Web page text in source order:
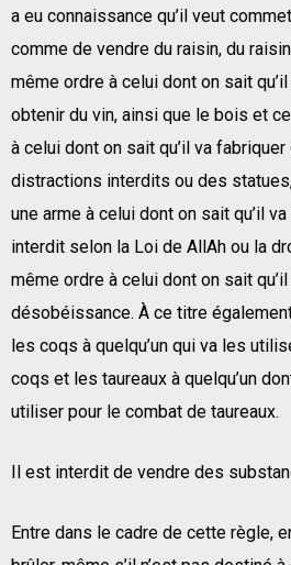
a eu connaissance qu’il veut
comme de vendre du raisin, du
même ordre à celui dont on sait
obtenir du vin, ainsi que le bois et
à celui dont on sait qu’il va
distractions interdits ou des
une arme à celui dont on sait qu’il
interdit selon la Loi de AllAh ou la
même ordre à celui dont on sait
désobéissance. À ce titre
les coqs à quelqu’un qui va les
coqs et les taureaux à quelqu’un
utiliser pour le combat de taureaux.
Il est interdit de vendre des
Entre dans le cadre de cette règle,